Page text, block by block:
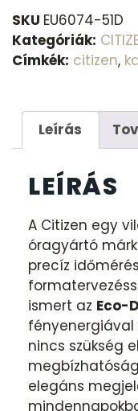
SKU EU6074-51D
Kategóriák:
Címkék: citizen,
Leírás
LEÍRÁS
A Citizen egy
óragyártó
precíz
ismert az Eco-
nincs szükség
elegáns